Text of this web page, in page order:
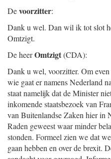
Devoorzitter:
Dank u wel. Dan wil ik tot slot
Omtzigt.
De heerOmtzigt(CDA):
Dank u wel, voorzitter. Om
wie gaat er namens Nederland
staat namelijk dat de Minister
inkomende staatsbezoek van
van Buitenlandse Zaken hier in
Raden geweest waar minder
stonden. Formeel zien we dat
gaan hebben en over de brexit.